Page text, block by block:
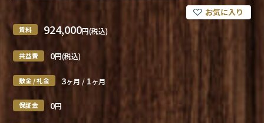
賃料 924,000円(税込)
共益費 0円(税込)
敷金 / 礼金 3ヶ月 / 1ヶ月
保証金 0円